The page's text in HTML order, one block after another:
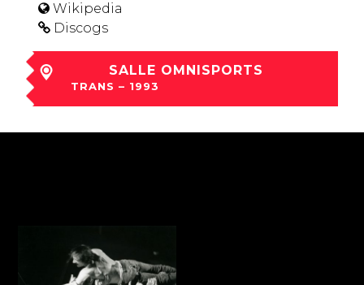
Wikipedia
Discogs
SALLE OMNISPORTS
TRANS – 1993